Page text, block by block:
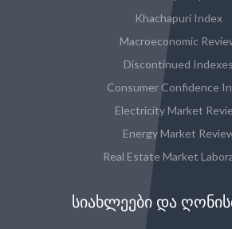
Khachapuri Index
Macroeconomic
Discontinued Indexes
Consumer Confidence
Electricity Market
Energy Market
Real Estate Market
ᲡᲘᲐᲮᲚᲔᲔᲑᲘ ᲓᲐ